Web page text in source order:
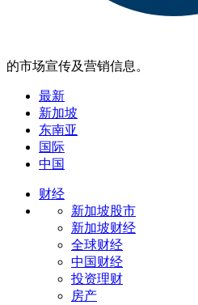
的市场宣传及营销信息。
最新
新加坡
东南亚
国际
中国
财经
新加坡股市
新加坡财经
全球财经
中国财经
投资理财
房产